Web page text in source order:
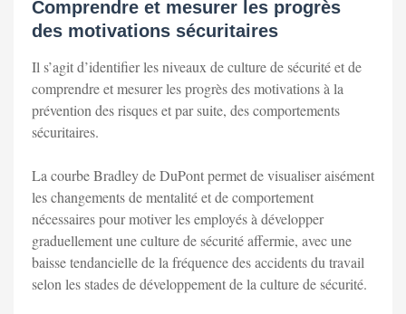
Comprendre et mesurer les progrès
des motivations sécuritaires
Il s’agit d’identifier les niveaux de culture de sécurité et de
comprendre et mesurer les progrès des motivations à la
prévention des risques et par suite, des comportements
sécuritaires.
La courbe Bradley de DuPont permet de visualiser aisément
les changements de mentalité et de comportement
nécessaires pour motiver les employés à développer
graduellement une culture de sécurité affermie, avec une
baisse tendancielle de la fréquence des accidents du travail
selon les stades de développement de la culture de sécurité.